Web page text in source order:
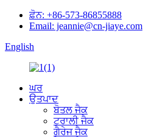
ਫ਼ੋਨ: +86-573-86855888
Email: jeannie@cn-jiaye.com
English
ਘਰ
ਉਤਪਾਦ
ਬੋਤਲ ਜੈਕ
ਟਰਾਲੀ ਜੈਕ
ਗੈਰੇਜ ਜੈਕ